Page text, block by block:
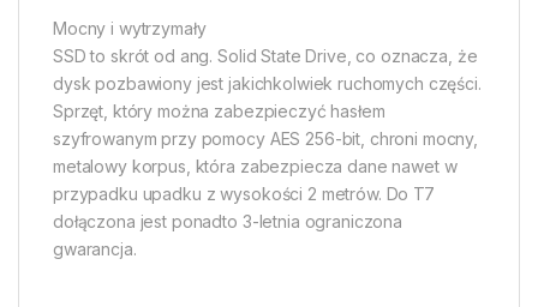
Mocny i wytrzymały
SSD to skrót od ang. Solid State Drive, co oznacza, że
dysk pozbawiony jest jakichkolwiek ruchomych części.
Sprzęt, który można zabezpieczyć hasłem
szyfrowanym przy pomocy AES 256-bit, chroni mocny,
metalowy korpus, która zabezpiecza dane nawet w
przypadku upadku z wysokości 2 metrów. Do T7
dołączona jest ponadto 3-letnia ograniczona
gwarancja.